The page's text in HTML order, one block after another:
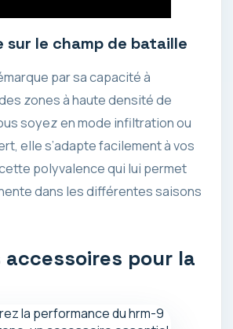
sur le champ de bataille
par sa capacité à
zones à haute densité de
soyez en mode infiltration ou
elle s’adapte facilement à vos
polyvalence qui lui permet
dans les différentes saisons
accessoires pour la